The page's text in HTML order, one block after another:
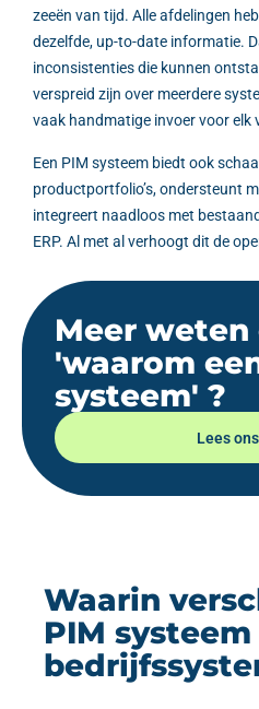
zeeën van tijd. Alle afdelingen
dezelfde, up-to-date informatie.
inconsistenties die kunnen
verspreid zijn over meerdere
vaak handmatige invoer voor elk
Een PIM systeem biedt ook
productportfolio’s, ondersteunt
integreert naadloos met
ERP. Al met al verhoogt dit de
Meer weten
'waarom
systeem' ?
Lees
Waarin
PIM